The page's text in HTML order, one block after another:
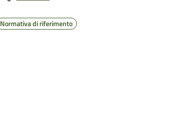
Normativa di riferimento